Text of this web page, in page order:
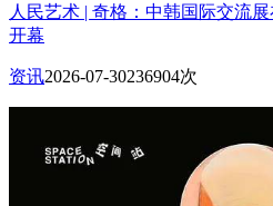
人民艺术 | 奇格：中韩国际交流
开幕
资讯2026-07-30236904次